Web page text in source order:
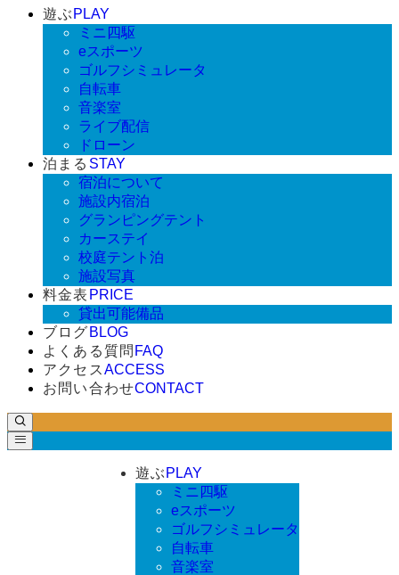
遊ぶ PLAY
ミニ四駆
eスポーツ
ゴルフシミュレータ
自転車
音楽室
ライブ配信
ドローン
泊まる STAY
宿泊について
施設内宿泊
グランピングテント
カーステイ
校庭テント泊
施設写真
料金表 PRICE
貸出可能備品
ブログ BLOG
よくある質問 FAQ
アクセスACCESS
お問い合わせCONTACT
遊ぶ PLAY
ミニ四駆
eスポーツ
ゴルフシミュレータ
自転車
音楽室